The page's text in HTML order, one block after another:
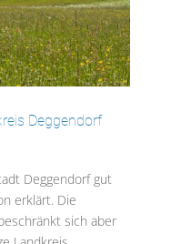
Deggendorf
Deggendorf gut
erklärt. Die
sich aber